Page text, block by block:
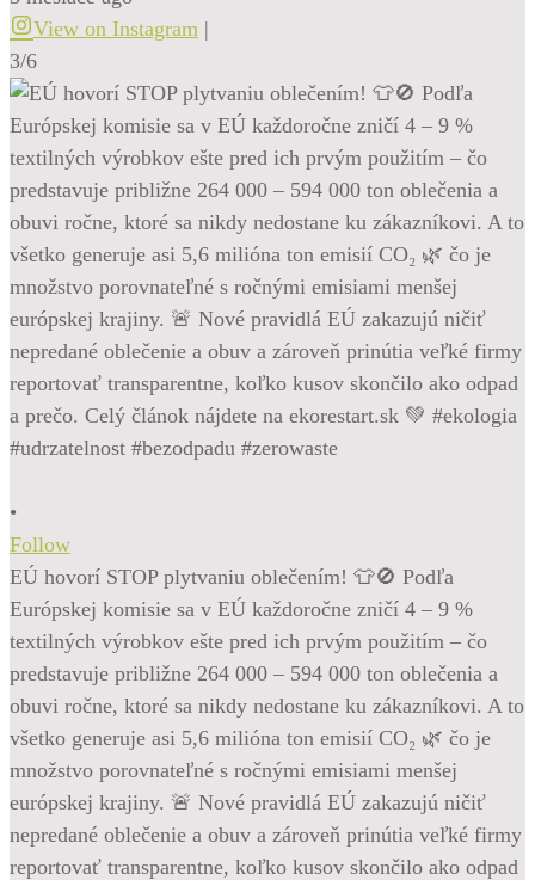
View on Instagram |
3/6
•
Follow
EÚ hovorí STOP plytvaniu oblečením! 👕🚫 Podľa
Európskej komisie sa v EÚ každoročne zničí 4 – 9 %
textilných výrobkov ešte pred ich prvým použitím – čo
predstavuje približne 264 000 – 594 000 ton oblečenia a
obuvi ročne, ktoré sa nikdy nedostane ku zákazníkovi. A to
všetko generuje asi 5,6 milióna ton emisií CO₂ 🌿 čo je
množstvo porovnateľné s ročnými emisiami menšej
európskej krajiny. 🚨 Nové pravidlá EÚ zakazujú ničiť
nepredané oblečenie a obuv a zároveň prinútia veľké firmy
reportovať transparentne, koľko kusov skončilo ako odpad